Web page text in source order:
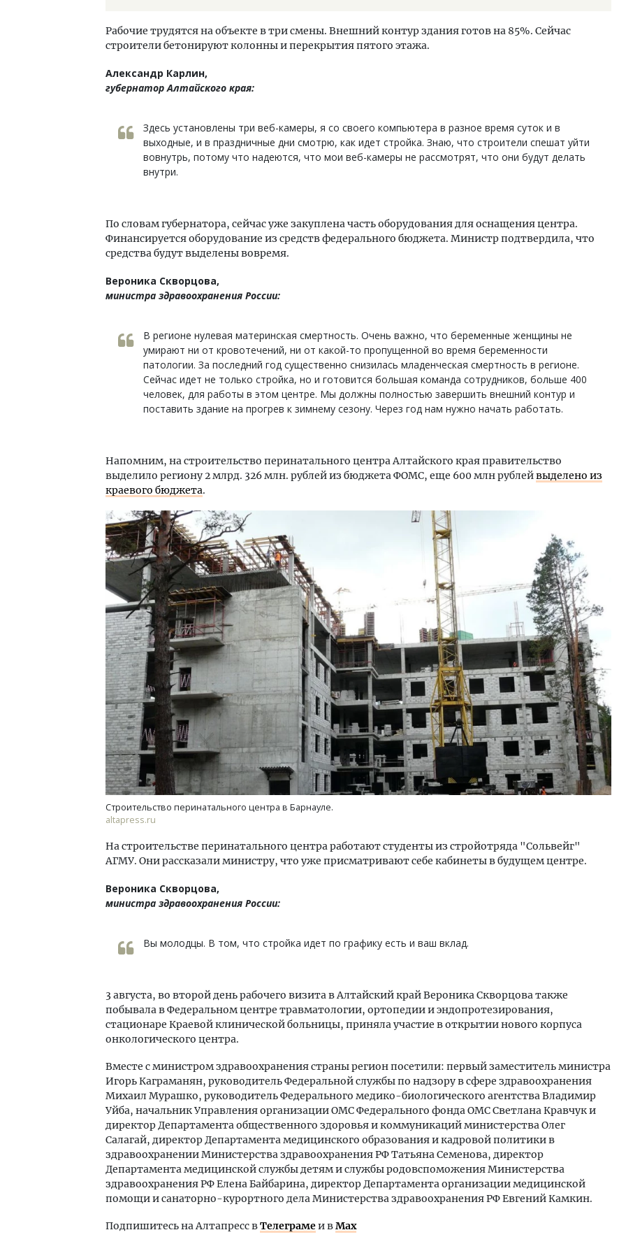
Рабочие трудятся на объекте в три смены. Внешний контур здания готов на 85%. Сейчас
строители бетонируют колонны и перекрытия пятого этажа.
Александр Карлин,
губернатор Алтайского края:
Здесь установлены три веб-камеры, я со своего компьютера в разное время суток и в
выходные, и в праздничные дни смотрю, как идет стройка. Знаю, что строители спешат уйти
вовнутрь, потому что надеются, что мои веб-камеры не рассмотрят, что они будут делать
внутри.
По словам губернатора, сейчас уже закуплена часть оборудования для оснащения центра.
Финансируется оборудование из средств федерального бюджета. Министр подтвердила, что
средства будут выделены вовремя.
Вероника Скворцова,
министра здравоохранения России:
В регионе нулевая материнская смертность. Очень важно, что беременные женщины не
умирают ни от кровотечений, ни от какой-то пропущенной во время беременности
патологии. За последний год существенно снизилась младенческая смертность в регионе.
Сейчас идет не только стройка, но и готовится большая команда сотрудников, больше 400
человек, для работы в этом центре. Мы должны полностью завершить внешний контур и
поставить здание на прогрев к зимнему сезону. Через год нам нужно начать работать.
Напомним, на строительство перинатального центра Алтайского края правительство
выделило региону 2 млрд. 326 млн. рублей из бюджета ФОМС, еще 600 млн рублейвыделено из
краевого бюджета.
Строительство перинатального центра в Барнауле.
altapress.ru
На строительстве перинатального центра работают студенты из стройотряда "Сольвейг"
АГМУ. Они рассказали министру, что уже присматривают себе кабинеты в будущем центре.
Вероника Скворцова,
министра здравоохранения России:
Вы молодцы. В том, что стройка идет по графику есть и ваш вклад.
3 августа, во второй день рабочего визита в Алтайский край Вероника Скворцова также
побывала в Федеральном центре травматологии, ортопедии и эндопротезирования,
стационаре Краевой клинической больницы, приняла участие в открытии нового корпуса
онкологического центра.
Вместе с министром здравоохранения страны регион посетили: первый заместитель министра
Игорь Каграманян, руководитель Федеральной службы по надзору в сфере здравоохранения
Михаил Мурашко, руководитель Федерального медико-биологического агентства Владимир
Уйба, начальник Управления организации ОМС Федерального фонда ОМС Светлана Кравчук и
директор Департамента общественного здоровья и коммуникаций министерства Олег
Салагай, директор Департамента медицинского образования и кадровой политики в
здравоохранении Министерства здравоохранения РФ Татьяна Семенова, директор
Департамента медицинской службы детям и службы родовспоможения Министерства
здравоохранения РФ Елена Байбарина, директор Департамента организации медицинской
помощи и санаторно-курортного дела Министерства здравоохранения РФ Евгений Камкин.
Подпишитесь на Алтапресс вТелеграмеи вMax